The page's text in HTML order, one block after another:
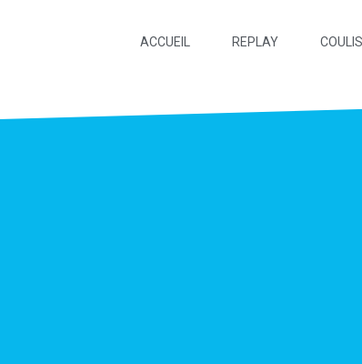
ACCUEIL REPLAY